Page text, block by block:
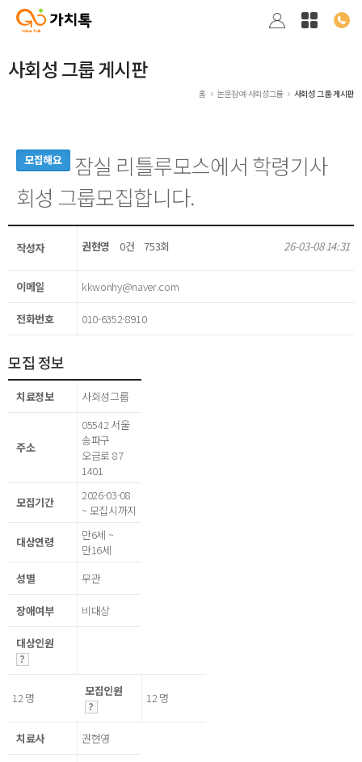
사회성 그룹 게시판
홈 논문참여·사회성그룹 사회성 그룹 게시판
모집해요
잠실 리틀루모스에서 학령기사
회성 그룹모집합니다.
작성자 권현영 0건 753회 26-03-08 14:31
이메일 kkwonhy@naver.com
전화번호 010-6352-8910
모집 정보
치료정보 사회성그룹
주소
05542 서울
송파구
오금로 87
1401
모집기간
2026-03-08
~ 모집시까지
대상연령
만6세 ~
만16세
성별
무관
장애여부 비대상
대상인원
12 명 모집인원 12 명
치료사 권현영